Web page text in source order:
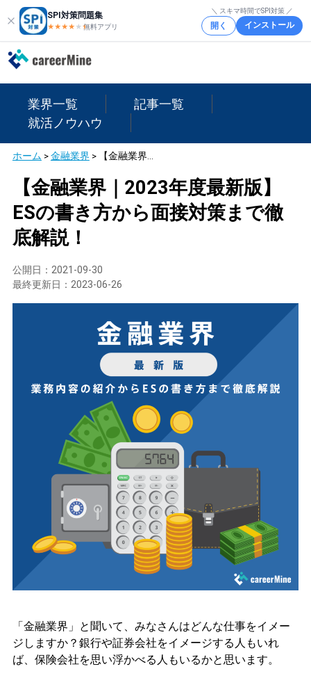
SPI対策問題集
★★★★ ★★
無料アプリ
＼ スキマ時間でSPI対策 ／
開く インストール
業界一覧
記事一覧
就活ノウハウ
ホーム >金融業界 >
【金融業界｜2023年度最新版】
ESの書き方から面接対策まで徹
底解説！
公開日： 2021-09-30
最終更新日： 2023-06-26
「金融業界」と聞いて、みなさんはどんな仕事をイメー
ジしますか？銀行や証券会社をイメージする人もいれ
ば、保険会社を思い浮かべる人もいるかと思います。